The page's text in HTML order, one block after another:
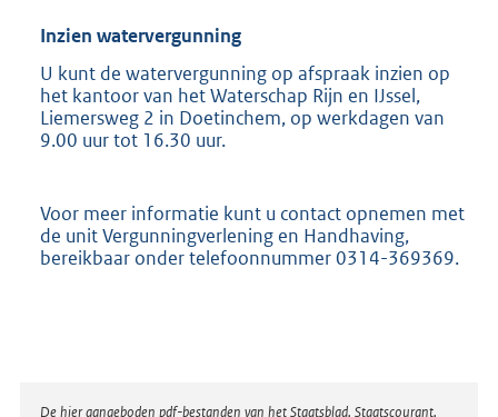
Inzien watervergunning
U kunt de watervergunning op afspraak inzien op
het kantoor van het Waterschap Rijn en IJssel,
Liemersweg 2 in Doetinchem, op werkdagen van
9.00 uur tot 16.30 uur.
Voor meer informatie kunt u contact opnemen met
de unit Vergunningverlening en Handhaving,
bereikbaar onder telefoonnummer 0314-369369.
De hier aangeboden pdf-bestanden van het Staatsblad, Staatscourant,